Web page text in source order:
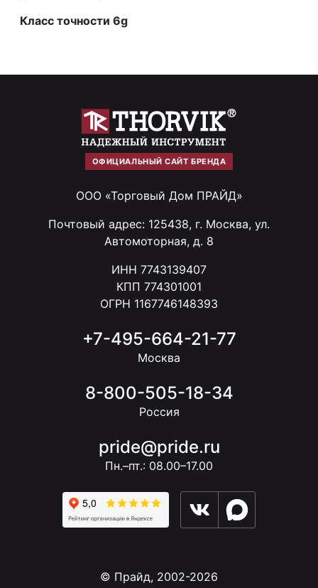
Класс точности 6g
ОФИЦИАЛЬНЫЙ САЙТ БРЕНДА
ООО «Торговый Дом ПРАЙД»
Почтовый адрес: 125438, г. Москва, ул.
Автомоторная, д. 8
ИНН 7743139407
КПП 774301001
ОГРН 1167746148393
+7-495-664-21-77
Москва
8-800-505-18-34
Россия
pride@pride.ru
Пн.–пт.: 08.00–17.00
© Прайд, 2002-2026